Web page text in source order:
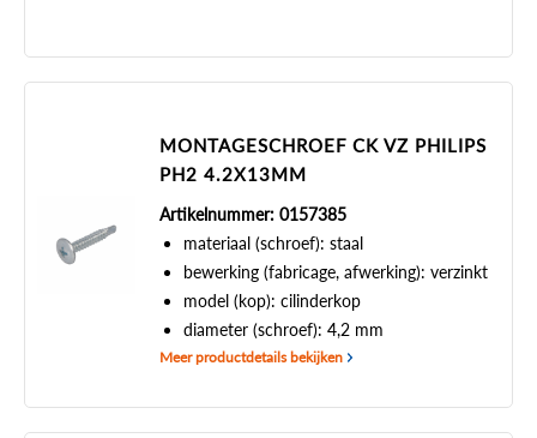
MONTAGESCHROEF CK VZ PHILIPS
PH2 4.2X13MM
Artikelnummer: 0157385
materiaal (schroef): staal
bewerking (fabricage, afwerking): verzinkt
model (kop): cilinderkop
diameter (schroef): 4,2 mm
Meer productdetails bekijken